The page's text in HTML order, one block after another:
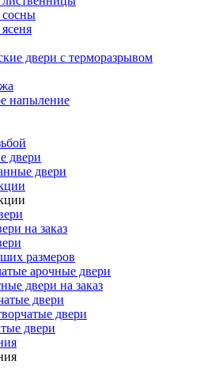
сосны
двери с терморазрывом
напыление
двери
двери
на заказ
размеров
арочные двери
двери на заказ
двери
двери
двери